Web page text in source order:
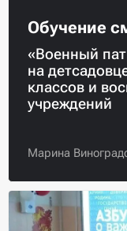
Обучение
«Военный
на
классов и
учреждений
Марина